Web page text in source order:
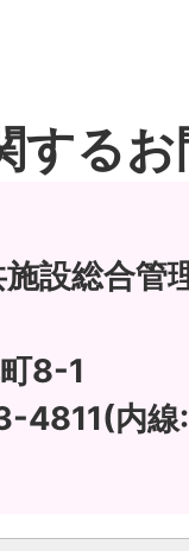
する
設総合管
8-1
4811(内線